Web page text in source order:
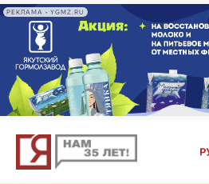
РЕКЛАМА • YGMZ.RU